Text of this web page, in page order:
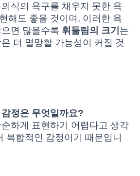
식의 욕구를 채우지 못한 욕
해도 좋을 것이며, 이러한 욕
면 많을수록 휘둘림의 크기 는
더 멸망할 가능성이 커질 것
정은 무엇일까요?
하게 표현하기 어렵다고 생각
복합적인 감정이기 때문입니